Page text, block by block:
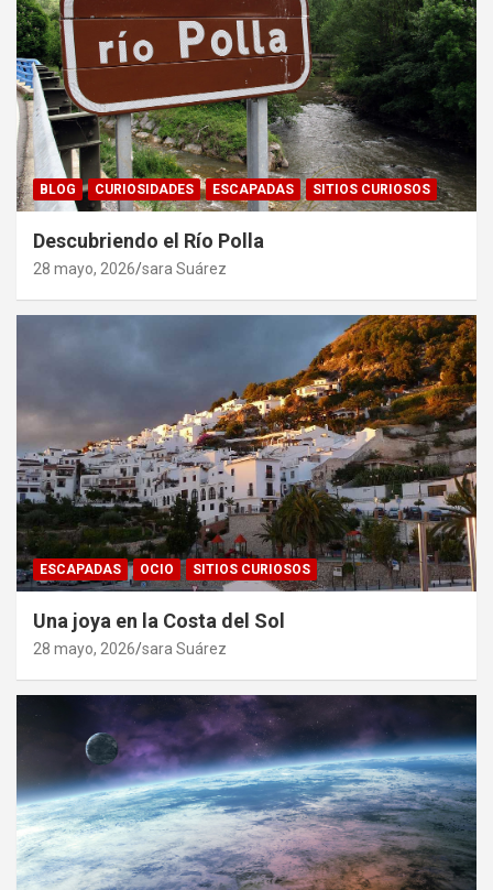
BLOG CURIOSIDADES ESCAPADAS SITIOS CURIOSOS
Descubriendo el Río Polla
28 mayo, 2026 sara Suárez
ESCAPADAS OCIO SITIOS CURIOSOS
Una joya en la Costa del Sol
28 mayo, 2026 sara Suárez